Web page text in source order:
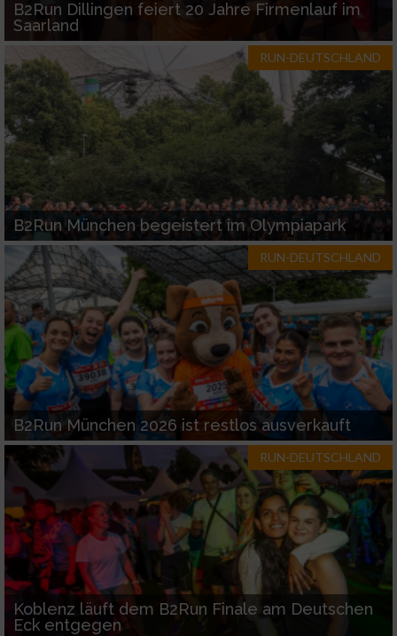
B2Run Dillingen feiert 20 Jahre Firmenlauf im
Saarland
RUN-DEUTSCHLAND
B2Run München begeistert im Olympiapark
RUN-DEUTSCHLAND
B2Run München 2026 ist restlos ausverkauft
RUN-DEUTSCHLAND
Koblenz läuft dem B2Run Finale am Deutschen
Eck entgegen